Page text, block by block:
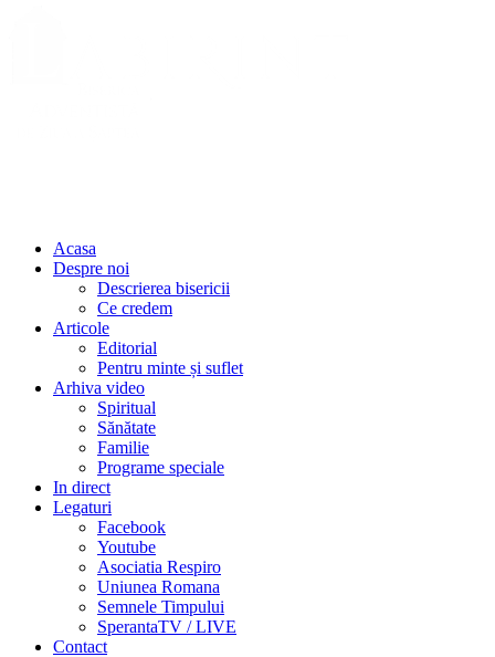
Acasa
Despre noi
Descrierea bisericii
Ce credem
Articole
Editorial
Pentru minte și suflet
Arhiva video
Spiritual
Sănătate
Familie
Programe speciale
In direct
Legaturi
Facebook
Youtube
Asociatia Respiro
Uniunea Romana
Semnele Timpului
SperantaTV / LIVE
Contact